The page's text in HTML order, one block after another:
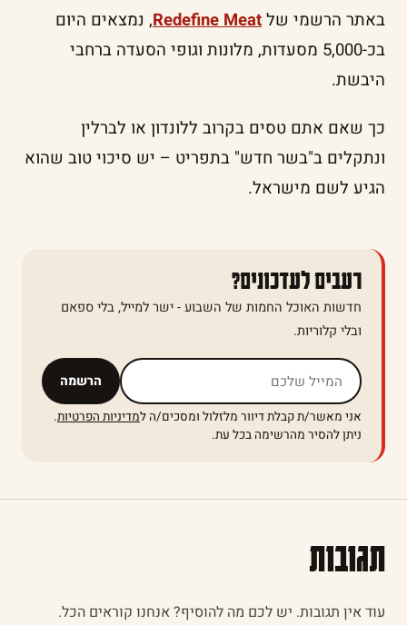
באתר הרשמי שלRedefine Meat, נמצאים היום
בכ-5,000 מסעדות, מלונות וגופי הסעדה ברחבי
היבשת.
כך שאם אתם טסים בקרוב ללונדון או לברלין
ונתקלים ב"בשר חדש" בתפריט – יש סיכוי טוב שהוא
הגיע לשם מישראל.
רעבים לעדכונים?
חדשות האוכל החמות של השבוע - ישר למייל, בלי ספאם
ובלי קלוריות.
הרשמה אל תמלאו שדה זה
אני מאשר/ת קבלת דיוור מלזלול ומסכים/ה למדיניות הפרטיות.
ניתן להסיר מהרשימה בכל עת.
תגובות
עוד אין תגובות. יש לכם מה להוסיף? אנחנו קוראים הכל.